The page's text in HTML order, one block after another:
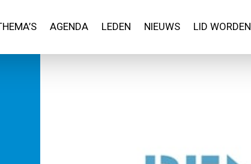
AGENDA LEDEN NIEUWS LID WORDEN